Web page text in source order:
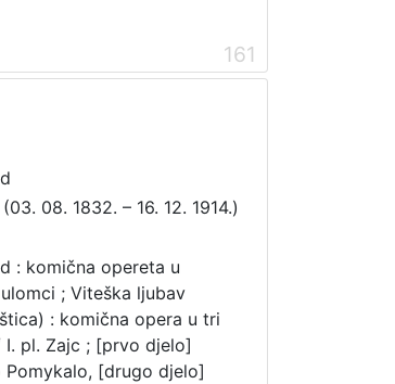
161
08. 1832. – 16. 12. 1914.)
: komična opereta u
; Viteška ljubav
: komična opera u tri
pl. Zajc ; [prvo djelo]
Pomykalo, [drugo djelo]